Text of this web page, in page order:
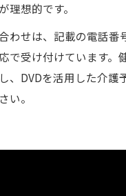
理想的です。
わせは、記載の電話番
で受け付けています。
、DVDを活用した介護
い。